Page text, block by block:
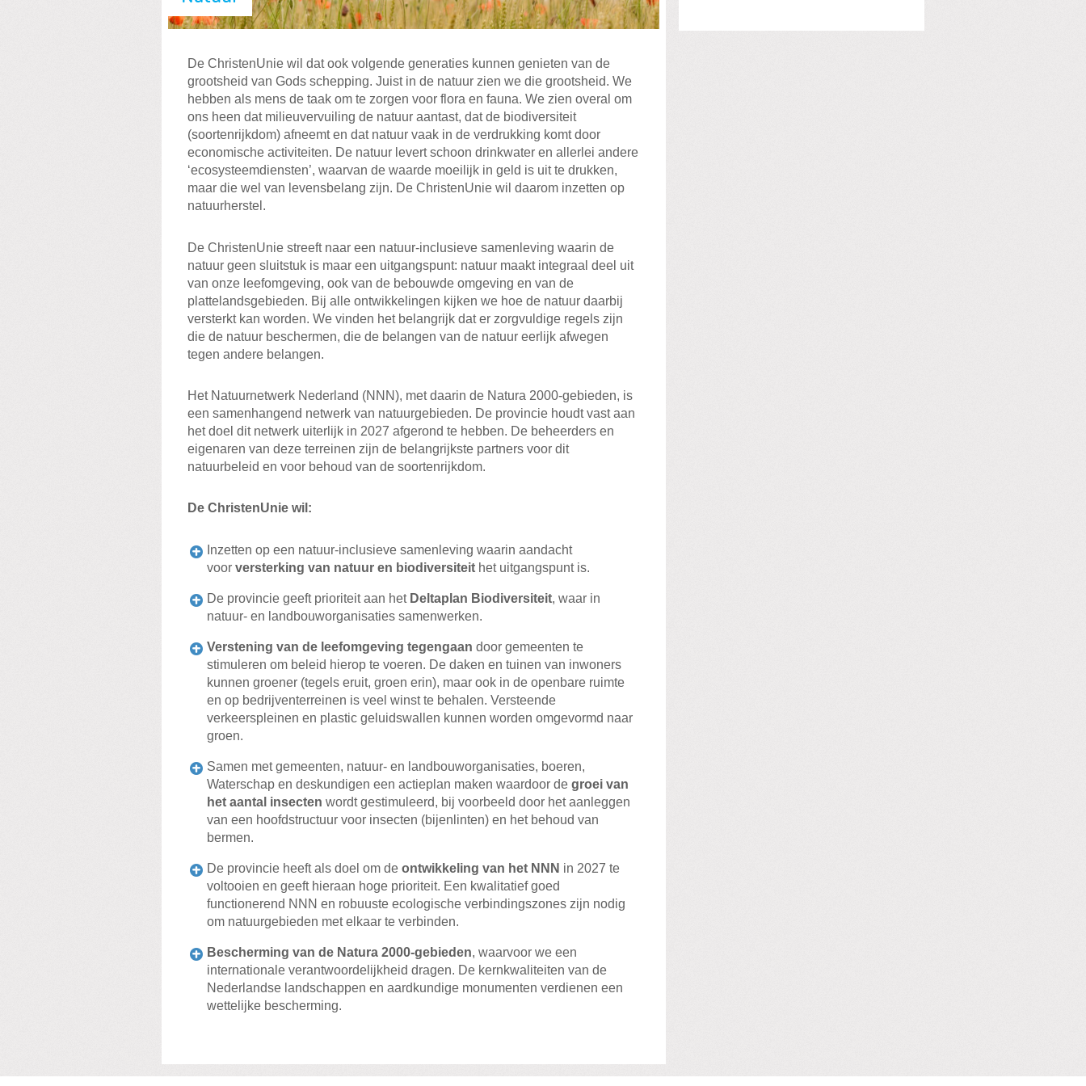
De ChristenUnie wil dat ook volgende generaties kunnen genieten van de
grootsheid van Gods schepping. Juist in de natuur zien we die grootsheid. We
hebben als mens de taak om te zorgen voor flora en fauna. We zien overal om
ons heen dat milieuvervuiling de natuur aantast, dat de biodiversiteit
(soortenrijkdom) afneemt en dat natuur vaak in de verdrukking komt door
economische activiteiten. De natuur levert schoon drinkwater en allerlei andere
‘ecosysteemdiensten’, waarvan de waarde moeilijk in geld is uit te drukken,
maar die wel van levensbelang zijn. De ChristenUnie wil daarom inzetten op
natuurherstel.
De ChristenUnie streeft naar een natuur-inclusieve samenleving waarin de
natuur geen sluitstuk is maar een uitgangspunt: natuur maakt integraal deel uit
van onze leefomgeving, ook van de bebouwde omgeving en van de
plattelandsgebieden. Bij alle ontwikkelingen kijken we hoe de natuur daarbij
versterkt kan worden. We vinden het belangrijk dat er zorgvuldige regels zijn
die de natuur beschermen, die de belangen van de natuur eerlijk afwegen
tegen andere belangen.
Het Natuurnetwerk Nederland (NNN), met daarin de Natura 2000-gebieden, is
een samenhangend netwerk van natuurgebieden. De provincie houdt vast aan
het doel dit netwerk uiterlijk in 2027 afgerond te hebben. De beheerders en
eigenaren van deze terreinen zijn de belangrijkste partners voor dit
natuurbeleid en voor behoud van de soortenrijkdom.
De ChristenUnie wil:
Inzetten op een natuur-inclusieve samenleving waarin aandacht
voor versterking van natuur en biodiversiteit het uitgangspunt is.
De provincie geeft prioriteit aan het Deltaplan Biodiversiteit, waar in
natuur- en landbouworganisaties samenwerken.
Verstening van de leefomgeving tegengaan door gemeenten te
stimuleren om beleid hierop te voeren. De daken en tuinen van inwoners
kunnen groener (tegels eruit, groen erin), maar ook in de openbare ruimte
en op bedrijventerreinen is veel winst te behalen. Versteende
verkeerspleinen en plastic geluidswallen kunnen worden omgevormd naar
groen.
Samen met gemeenten, natuur- en landbouworganisaties, boeren,
Waterschap en deskundigen een actieplan maken waardoor de groei van
het aantal insecten wordt gestimuleerd, bij voorbeeld door het aanleggen
van een hoofdstructuur voor insecten (bijenlinten) en het behoud van
bermen.
De provincie heeft als doel om de ontwikkeling van het NNN in 2027 te
voltooien en geeft hieraan hoge prioriteit. Een kwalitatief goed
functionerend NNN en robuuste ecologische verbindingszones zijn nodig
om natuurgebieden met elkaar te verbinden.
Bescherming van de Natura 2000-gebieden, waarvoor we een
internationale verantwoordelijkheid dragen. De kernkwaliteiten van de
Nederlandse landschappen en aardkundige monumenten verdienen een
wettelijke bescherming.